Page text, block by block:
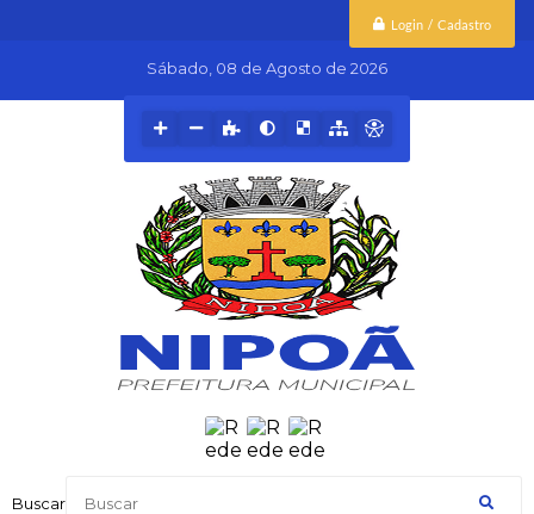
Login / Cadastro
Buscar
Sábado 08 de Agosto de 2026